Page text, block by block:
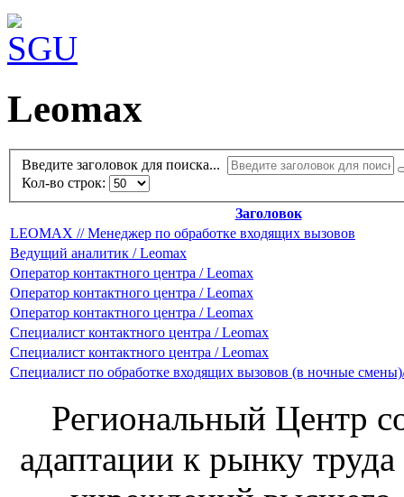
Leomax
Введите заголовок для поиска...
Кол-во строк:
Заголовок
LEOMAX // Менеджер по обработке входящих вызовов
Ведущий аналитик / Leomax
Оператор контактного центра / Leomax
Оператор контактного центра / Leomax
Оператор контактного центра / Leomax
Специалист контактного центра / Leomax
Специалист контактного центра / Leomax
Специалист по обработке входящих вызовов (в ночные
Региональный Центр
адаптации к рынку